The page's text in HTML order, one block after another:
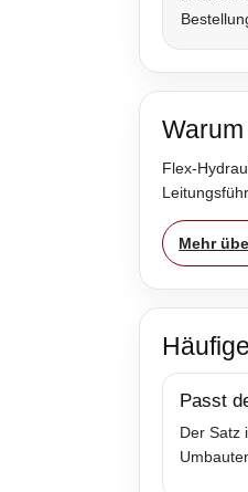
Flex-
Mehr
Passt
Der Satz